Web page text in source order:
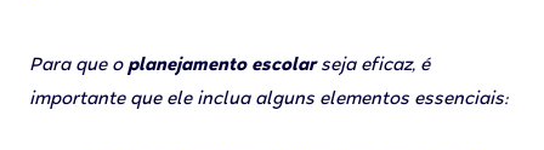
Para que oplanejamento escolarseja eficaz, é
importante que ele inclua alguns elementos essenciais: